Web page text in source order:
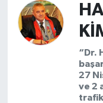
“Dr.
27
ve 2
trafik
Spor
Ticaret
Nevşehir Trafik
Süper Lig
Tüm Manşetler